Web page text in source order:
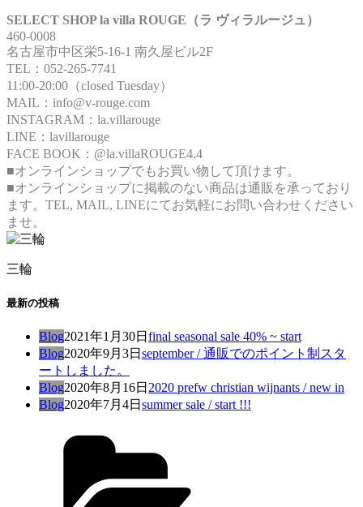
SELECT SHOP la villa ROUGE（ラ ヴィラルージュ）
460-0008
名古屋市中区栄5-16-1 南久屋ビル2F
TEL：052-265-7741
11:00-20:00（closed Tuesday）
MAIL：info@v-rouge.com
INSTAGRAM：la.villarouge
LINE：lavillarouge
FACE BOOK：@la.villaROUGE4.4
■オンラインショップでもお買い物して頂けます。
■オンラインショップに掲載のない商品は通販を承っており
ます。TEL, MAIL, LINEにてお気軽にお問い合わせください
ませ。
三輪
最新の投稿
Blog2021年1月30日 final seasonal sale 40% ~ start
Blog2020年9月3日 september / 通販でのポイント制スタ
ートしました。
Blog2020年8月16日 2020 prefw christian wijnants / new in
Blog2020年7月4日 summer sale / start !!!